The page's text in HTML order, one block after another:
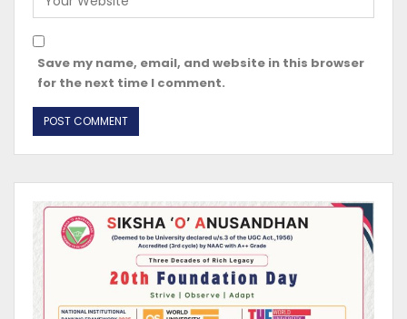
Save my name, email, and website in this browser
for the next time I comment.